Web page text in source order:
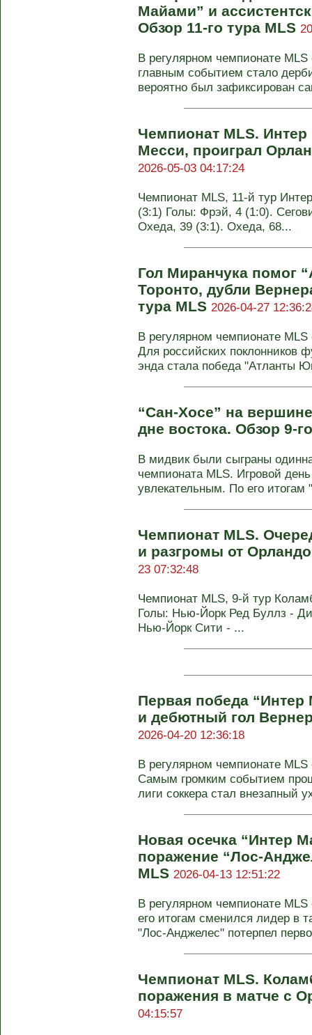
Майами” и
Обзор 11-го тура MLS
В регулярном чемпионате MLS
главным событием стало
вероятно был зафиксирован
Чемпионат MLS.
Месси, проиграл
2026-05-03 04:17:24
Чемпионат MLS, 11-й тур
(3:1) Голы: Фрэй, 4 (1:0).
Охеда, 39 (3:1). Охеда, 68...
Гол Миранчука помог
Торонто, дубли
тура MLS 2026-04-27
В регулярном чемпионате
Для российских поклонников
энда стала победа "Атланты
“Сан-Хосе” на
дне востока. Обзор 9-
В мидвик были сыграны
чемпионата MLS. Игровой
увлекательным. По его итогам
Чемпионат MLS.
и разгромы от
23 07:32:48
Чемпионат MLS, 9-й тур
Голы: Нью-Йорк Ред Буллз -
Нью-Йорк Сити - ...
Первая победа
и дебютный гол
2026-04-20 12:36:18
В регулярном чемпионате
Самым громким событием
лиги соккера стал внезапный
Новая осечка “Интер
поражение “Лос-
MLS 2026-04-13 12:51:22
В регулярном чемпионате
его итогам сменился лидер в
"Лос-Анджелес" потерпел
Чемпионат MLS.
поражения в матче с
04:15:57